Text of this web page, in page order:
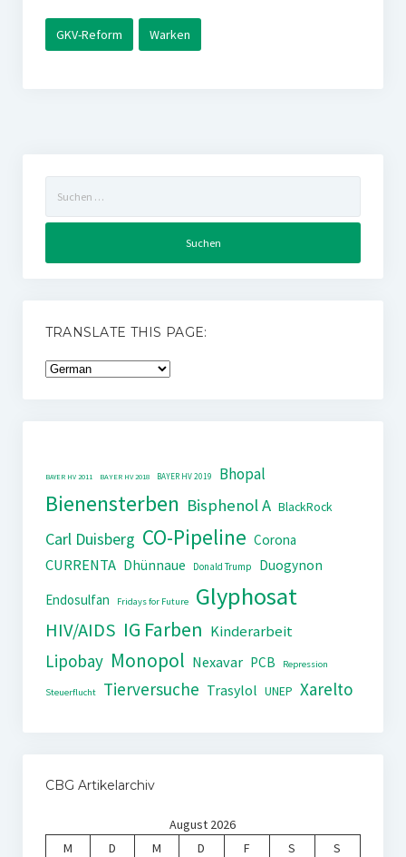
GKV-Reform Warken
nach:
TRANSLATE THIS PAGE:
BAYER HV 2011 BAYER HV 2018 BAYER HV 2019 Bhopal
Bienensterben Bisphenol A BlackRock
Carl Duisberg CO-Pipeline Corona
CURRENTA Dhünnaue Donald Trump
Duogynon
Endosulfan
Fridays for Future Glyphosat
HIV/AIDS IG Farben Kinderarbeit
Lipobay Monopol Nexavar PCB Repression
Steuerflucht Tierversuche Trasylol UNEP Xarelto
CBG Artikelarchiv
August 2026
M
D M D F S
S